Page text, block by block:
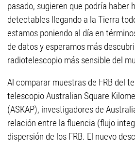
pasado, sugieren que podría haber
detectables llegando a la Tierra
estamos poniendo al día en
de datos y esperamos más
radiotelescopio más sensible del
Al comparar muestras de FRB del
telescopio Australian Square
(ASKAP), investigadores de
relación entre la fluencia (flujo
dispersión de los FRB. El nuevo